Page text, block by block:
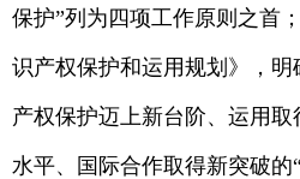
保护”列为四项工作原则之首
识产权保护和运用规划》，明
产权保护迈上新台阶、运用
水平、国际合作取得新突破的